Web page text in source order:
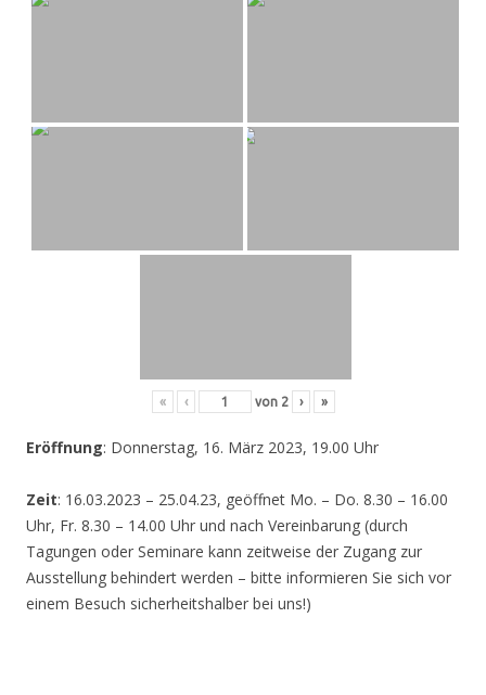
« ‹ von 2 › »
Eröffnung: Donnerstag, 16. März 2023, 19.00 Uhr
Zeit: 16.03.2023 – 25.04.23, geöffnet Mo. – Do. 8.30 – 16.00
Uhr, Fr. 8.30 – 14.00 Uhr und nach Vereinbarung (durch
Tagungen oder Seminare kann zeitweise der Zugang zur
Ausstellung behindert werden – bitte informieren Sie sich vor
einem Besuch sicherheitshalber bei uns!)